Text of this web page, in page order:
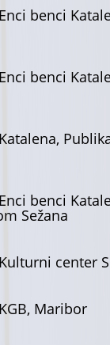
benci
benci
benci
Sežana
center
Maribor